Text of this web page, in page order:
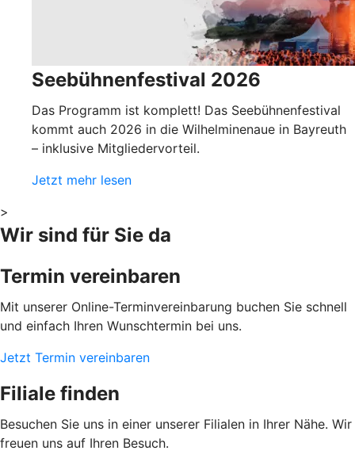
Seebühnenfestival 2026
Das Programm ist komplett! Das Seebühnenfestival
kommt auch 2026 in die Wilhelminenaue in Bayreuth
– inklusive Mitgliedervorteil.
Jetzt mehr lesen
>
Wir sind für Sie da
Termin vereinbaren
Mit unserer Online-Terminvereinbarung buchen Sie schnell
und einfach Ihren Wunschtermin bei uns.
Jetzt Termin vereinbaren
Filiale finden
Besuchen Sie uns in einer unserer Filialen in Ihrer Nähe. Wir
freuen uns auf Ihren Besuch.